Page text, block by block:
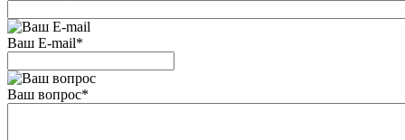
Ваш E-mail*
Ваш вопрос*